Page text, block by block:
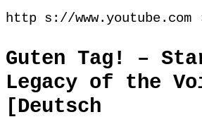
http s://www.youtube.com
Guten Tag! –
Legacy of the
[Deutsch